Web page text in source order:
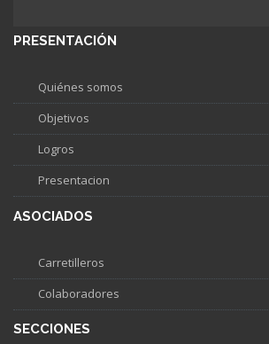
PRESENTACIÓN
Quiénes somos
Objetivos
Logros
Presentacion
ASOCIADOS
Carretilleros
Colaboradores
SECCIONES